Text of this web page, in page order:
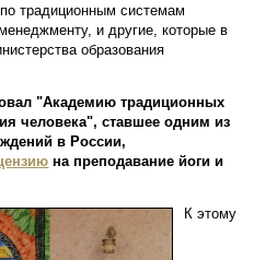
традиционным системам
и другие, которые в
образования
"Академию традиционных
человека", ставшее одним из
в России,
на преподавание йоги и
К этому